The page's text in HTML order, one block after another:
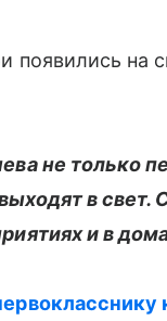
на
не только
в свет.
и в